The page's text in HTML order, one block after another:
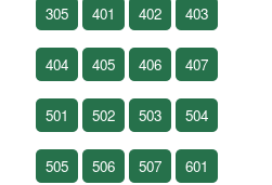
305 401 402 403
404 405 406 407
501 502 503 504
505 506 507 601